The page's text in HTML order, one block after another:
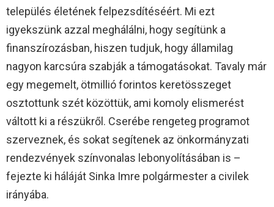
település életének felpezsdítéséért. Mi ezt
igyekszünk azzal meghálálni, hogy segítünk a
finanszírozásban, hiszen tudjuk, hogy államilag
nagyon karcsúra szabják a támogatásokat. Tavaly már
egy megemelt, ötmillió forintos keretösszeget
osztottunk szét közöttük, ami komoly elismerést
váltott ki a részükről. Cserébe rengeteg programot
szerveznek, és sokat segítenek az önkormányzati
rendezvények színvonalas lebonyolításában is –
fejezte ki háláját Sinka Imre polgármester a civilek
irányába.